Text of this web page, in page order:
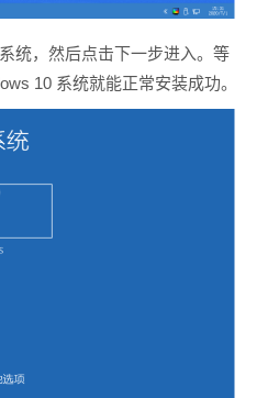
统，然后点击下一步进入。等
10 系统就能正常安装成功。